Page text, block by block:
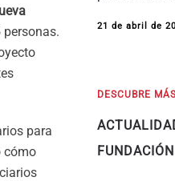
personas.
para
cómo
21 de abril de
DESCUBRE